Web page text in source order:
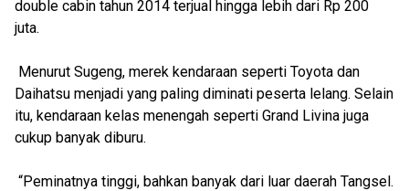
double cabin tahun 2014 terjual hingga lebih dari Rp 200
juta.
Menurut Sugeng, merek kendaraan seperti Toyota dan
Daihatsu menjadi yang paling diminati peserta lelang. Selain
itu, kendaraan kelas menengah seperti Grand Livina juga
cukup banyak diburu.
“Peminatnya tinggi, bahkan banyak dari luar daerah Tangsel.